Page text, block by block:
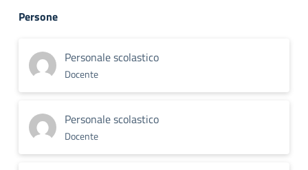
Persone
Personale scolastico
Docente
Personale scolastico
Docente